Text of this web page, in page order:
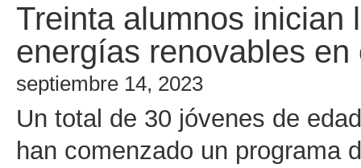
Treinta alumnos inician
energías renovables
septiembre 14, 2023
Un total de 30 jóvenes de
han comenzado un programa